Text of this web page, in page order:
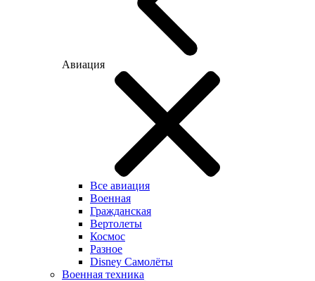
Авиация
Все авиация
Военная
Гражданская
Вертолеты
Космос
Разное
Disney Самолёты
Военная техника